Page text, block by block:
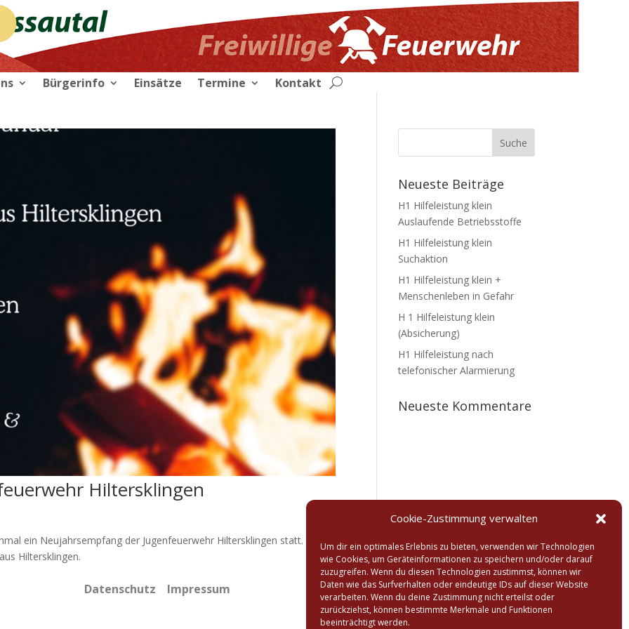
Cookie-Zustimmung verwalten
Um dir ein optimales Erlebnis zu bieten, verwenden wir Technologien
wie Cookies, um Geräteinformationen zu speichern und/oder darauf
zuzugreifen. Wenn du diesen Technologien zustimmst, können wir
Daten wie das Surfverhalten oder eindeutige IDs auf dieser Website
verarbeiten. Wenn du deine Zustimmung nicht erteilst oder
zurückziehst, können bestimmte Merkmale und Funktionen
beeinträchtigt werden.
Bürgerinfo Einsätze Termine Kontakt
Hiltersklingen
ein Neujahrsempfang der Jugenfeuerwehr Hiltersklingen statt. Die
Hiltersklingen.
Neueste Beiträge
H1 Hilfeleistung klein
Auslaufende Betriebsstoffe
H1 Hilfeleistung klein
Suchaktion
H1 Hilfeleistung klein +
Menschenleben in Gefahr
H 1 Hilfeleistung klein
(Absicherung)
H1 Hilfeleistung nach
telefonischer Alarmierung
Neueste Kommentare
Datenschutz Impressum